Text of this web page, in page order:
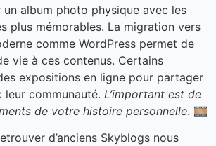
album photo physique avec les
plus mémorables. La migration vers
comme WordPress permet de
vie à ces contenus. Certains
expositions en ligne pour partager
leur communauté. L’important est de
de votre histoire personnelle. 🎞️
d’anciens Skyblogs nous